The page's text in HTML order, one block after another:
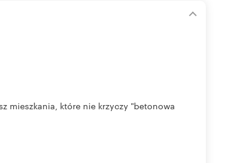
mieszkania, które nie krzyczy "betonowa